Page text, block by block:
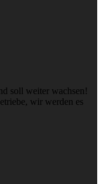
soll weiter wachsen!
wir werden es